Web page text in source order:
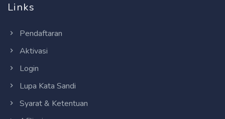
Links
Pendaftaran
Aktivasi
Login
Lupa Kata Sandi
Syarat & Ketentuan